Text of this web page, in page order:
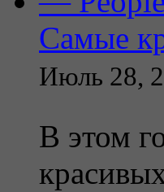
Самые
Июль 28,
В этом